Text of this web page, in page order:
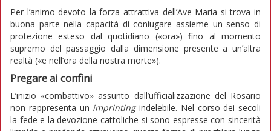
Per l’animo devoto la forza attrattiva dell’Ave Maria si trova in
buona parte nella capacità di coniugare assieme un senso di
protezione esteso dal quotidiano («ora») fino al momento
supremo del passaggio dalla dimensione presente a un’altra
realtà («e nell’ora della nostra morte»).
Pregare ai confini
L’inizio «combattivo» assunto dall’ufficializzazione del Rosario
non rappresenta un imprintingindelebile. Nel corso dei secoli
la fede e la devozione cattoliche si sono espresse con sincerità